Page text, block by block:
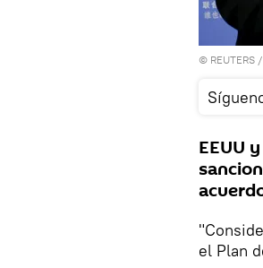
© REUTERS
EEUU
el Plan